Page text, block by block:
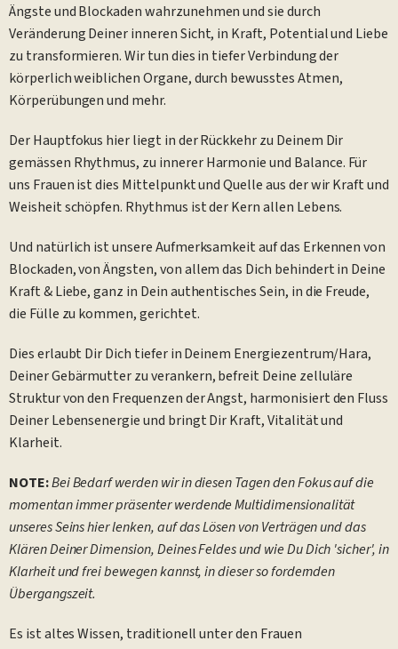
Ängste und Blockaden wahrzunehmen und sie durch
Veränderung Deiner inneren Sicht, in Kraft, Potential und Liebe
zu transformieren. Wir tun dies in tiefer Verbindung der
körperlich weiblichen Organe, durch bewusstes Atmen,
Körperübungen und mehr.
Der Hauptfokus hier liegt in der Rückkehr zu Deinem Dir
gemässen Rhythmus, zu innerer Harmonie und Balance. Für
uns Frauen ist dies Mittelpunkt und Quelle aus der wir Kraft und
Weisheit schöpfen. Rhythmus ist der Kern allen Lebens.
Und natürlich ist unsere Aufmerksamkeit auf das Erkennen von
Blockaden, von Ängsten, von allem das Dich behindert in Deine
Kraft & Liebe, ganz in Dein authentisches Sein, in die Freude,
die Fülle zu kommen, gerichtet.
Dies erlaubt Dir Dich tiefer in Deinem Energiezentrum/Hara,
Deiner Gebärmutter zu verankern, befreit Deine zelluläre
Struktur von den Frequenzen der Angst, harmonisiert den Fluss
Deiner Lebensenergie und bringt Dir Kraft, Vitalität und
Klarheit.
NOTE:Bei Bedarf werden wir in diesen Tagen den Fokus auf die
momentan immer präsenter werdende Multidimensionalität
unseres Seins hier lenken, auf das Lösen von Verträgen und das
Klären Deiner Dimension, Deines Feldes und wie Du Dich 'sicher', in
Klarheit und frei bewegen kannst, in dieser so fordernden
Übergangszeit.
Es ist altes Wissen, traditionell unter den Frauen